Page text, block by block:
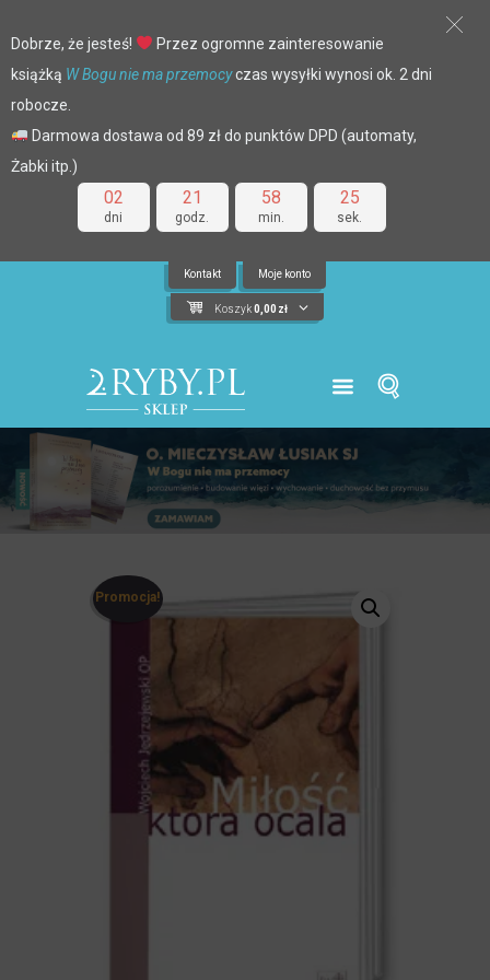
02
dni
21
godz.
58
min.
25
sek.
Dobrze, że jesteś!
Przez ogromne zainteresowanie
książką W Bogu nie ma przemocyczas wysyłki wynosi ok. 2 dni
robocze.
Darmowa dostawa od 89 zł do punktów DPD (automaty,
Żabki itp.)
Kontakt Moje konto
Koszyk 0,00 zł
Promocja!